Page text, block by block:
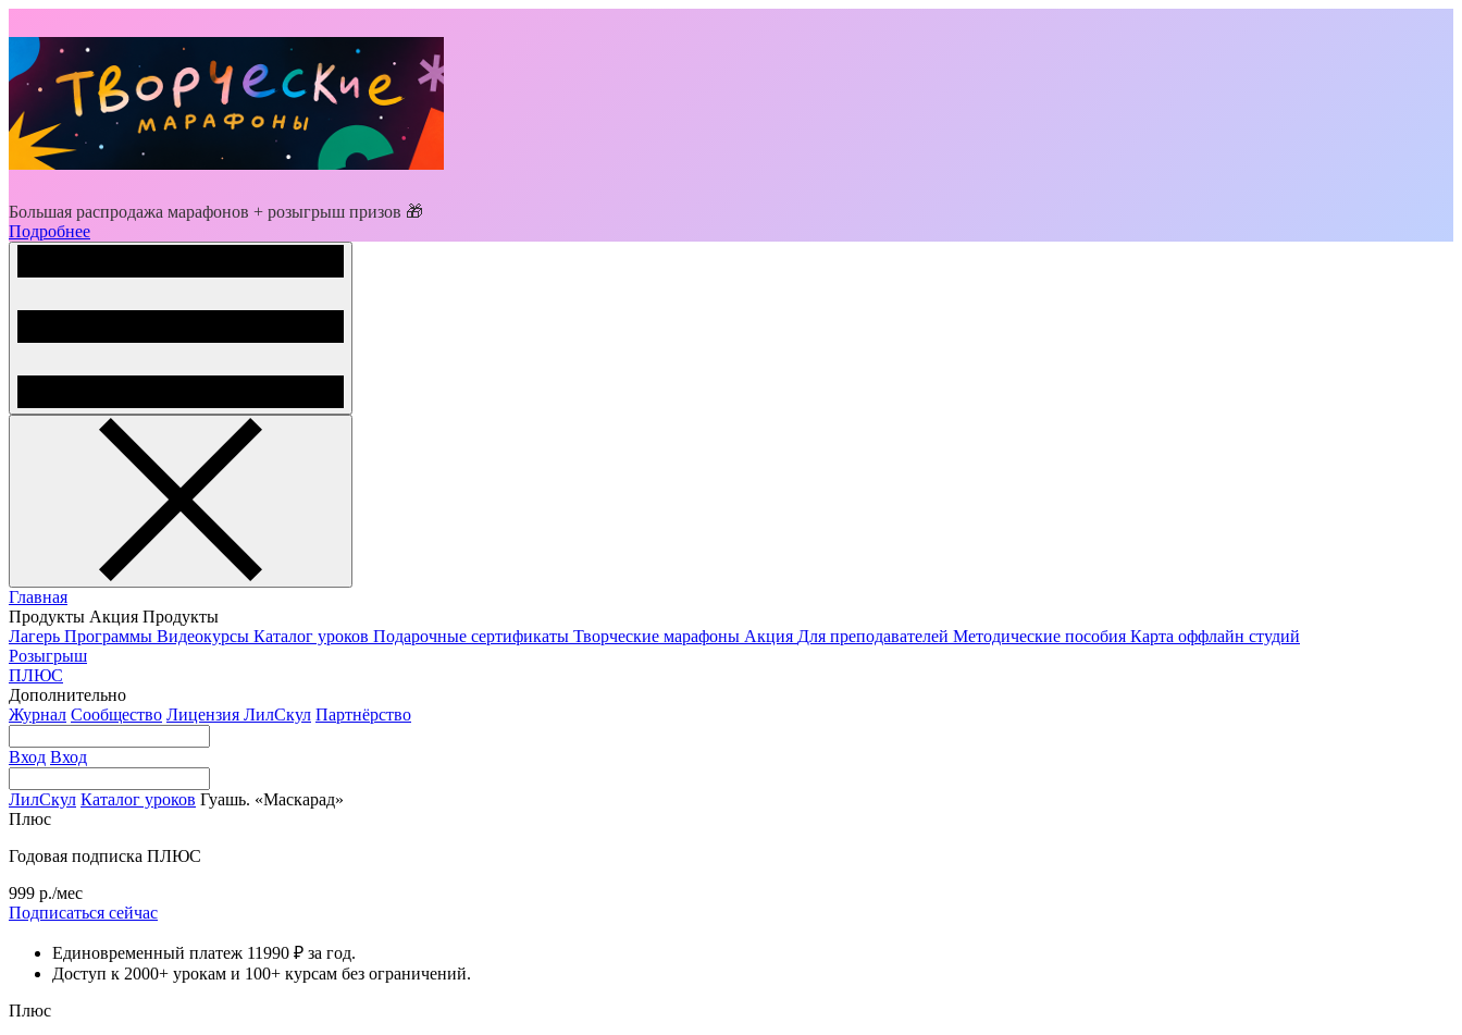
Большая распродажа марафонов + розыгрыш призов 🎁
Подробнее
Главная
Продукты Акция Продукты
Лагерь Программы Видеокурсы Каталог уроков Подарочные сертификаты Творческие марафоны Акция Для преподавателей Методические пособия Карта оффлайн студий
Розыгрыш
ПЛЮС
Дополнительно
Журнал Сообщество Лицензия ЛилСкул Партнёрство
Вход Вход
ЛилСкул Каталог уроков Гуашь. «Маскарад»
Плюс
Годовая подписка ПЛЮС
999 р./мес
Подписаться сейчас
Единовременный платеж 11990 ₽ за год.
Доступ к 2000+ урокам и 100+ курсам без ограничений.
Плюс